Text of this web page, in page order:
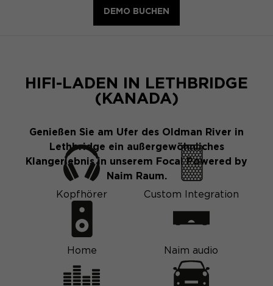
DEMO BUCHEN
HIFI-LADEN IN LETHBRIDGE
(KANADA)
Genießen Sie am Ufer des Oldman River in
Lethbridge ein außergewöhnliches
Klangerlebnis in unserem Focal Powered by
Naim Raum.
Kopfhörer
Custom Integration
Home Naim audio